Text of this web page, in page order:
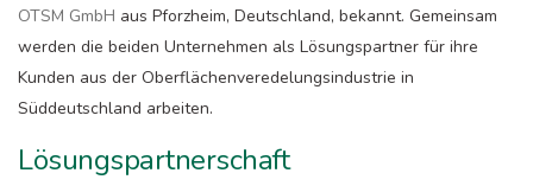
OTSM GmbH aus Pforzheim, Deutschland, bekannt. Gemeinsam
werden die beiden Unternehmen als Lösungspartner für ihre
Kunden aus der Oberflächenveredelungsindustrie in
Süddeutschland arbeiten.
Lösungspartnerschaft